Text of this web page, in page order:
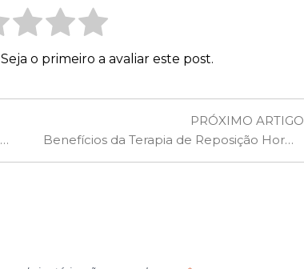
o primeiro a avaliar este post.
Estratégias Nutricionais para a Prevenção de Doenças Autoimunes
PRÓXIMO ARTIGO
Benefícios da Terapia de Reposição Hormonal Bioidêntica